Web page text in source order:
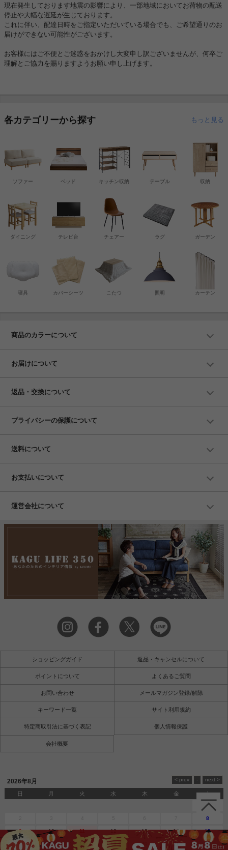
現在発生しております地震の影響により、一部地域においてお荷物の配送
停止や大幅な遅延が生じております。
これに伴い、配達日時をご指定いただいている場合でも、ご希望通りのお
届けができない可能性がございます。
お客様にはご不便とご迷惑をおかけし大変申し訳ございませんが、何卒ご
理解とご協力を賜りますようお願い申し上げます。
各カテゴリーから探す もっと見る
ソファー ベッド 収納
キッチン収納
寝具 カバーシーツ
チェアー
テーブル
こたつ
テレビ台
ダイニング ラグ
カーテン
照明
ガーデン
商品のカラーについて
お届けについて
返品・交換について
プライバシーの保護について
送料について
お支払いについて
運営会社について
ショッピングガイド 返品・キャンセルについて
ポイントについて よくあるご質問
お問い合わせ メールマガジン登録/解除
キーワード一覧 サイト利用規約
特定商取引法に基づく表記 個人情報保護
会社概要
2026年8月
日 月 火 水 木 金 土
1
8
9 10 11 12 13 14 15
16 17 18 19 20 21 22